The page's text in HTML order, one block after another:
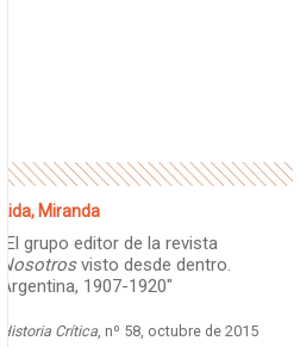
Lida, Miranda
“El grupo editor de la revista
Nosotrosvisto desde dentro.
Argentina, 1907-1920″
Historia Crítica, nº 58, octubre de 2015